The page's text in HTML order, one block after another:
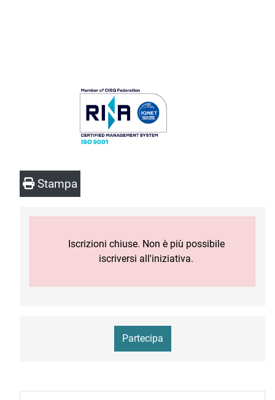
Stampa
Iscrizioni chiuse. Non è più possibile
iscriversi all'iniziativa.
Partecipa